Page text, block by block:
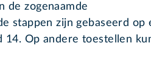
de zogenaamde
stappen zijn gebaseerd op
14. Op andere toestellen